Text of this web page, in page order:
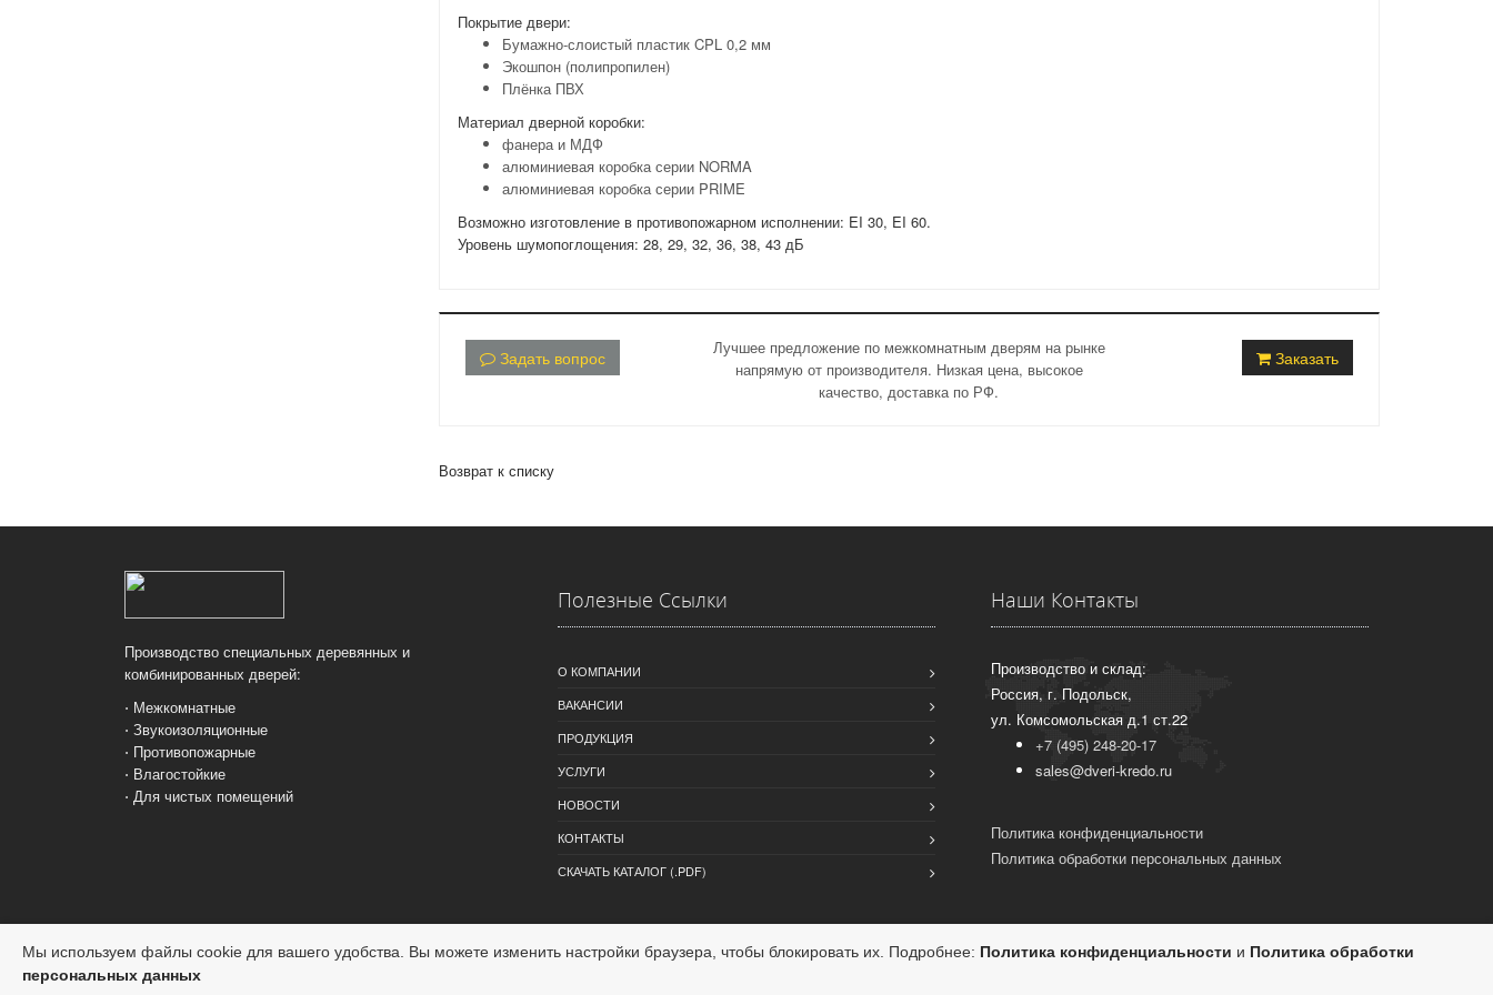
Покрытие двери:
Бумажно-слоистый пластик CPL 0,2 мм
Экошпон (полипропилен)
Плёнка ПВХ
Материал дверной коробки:
фанера и МДФ
алюминиевая коробка серии NORMA
алюминиевая коробка серии PRIME
Возможно изготовление в противопожарном исполнении: EI 30, EI 60.
Уровень шумопоглощения: 28, 29, 32, 36, 38, 43 дБ
Задать вопрос
Лучшее предложение по межкомнатным дверям на рынке
напрямую от производителя. Низкая цена, высокое
качество, доставка по РФ.
Заказать
Возврат к списку
Производство специальных деревянных и
комбинированных дверей:
⋅ Межкомнатные
⋅ Звукоизоляционные
⋅ Противопожарные
⋅ Влагостойкие
⋅ Для чистых помещений
Полезные Ссылки
О КОМПАНИИ
ВАКАНСИИ
ПРОДУКЦИЯ
УСЛУГИ
НОВОСТИ
КОНТАКТЫ
СКАЧАТЬ КАТАЛОГ (.PDF)
Наши Контакты
Производство и склад:
Россия, г. Подольск,
ул. Комсомольская д.1 ст.22
+7 (495) 248-20-17
sales@dveri-kredo.ru
Политика конфиденциальности
Политика обработки персональных данных
© Двери Кредо, 2026
Мы используем файлы cookie для вашего удобства. Вы можете изменить настройки браузера, чтобы блокировать их. Подробнее: Политика конфиденциальности и Политика обработки
персональных данных